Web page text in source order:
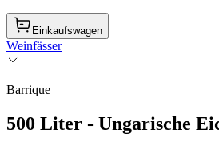
Einkaufswagen
Weinfässer
Barrique
500 Liter - Ungarische